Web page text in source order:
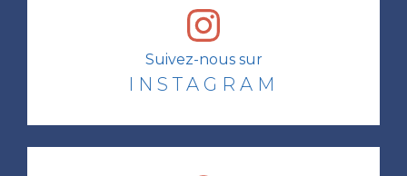
Suivez-nous sur
INSTAGRAM